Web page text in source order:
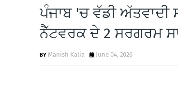
ਪੰਜਾਬ 'ਚ ਵੱਡੀ ਅੱਤਵਾਦੀ
ਨੈੱਟਵਰਕ ਦੇ 2 ਸਰਗਰਮ
Manish Kalia June 04, 2026